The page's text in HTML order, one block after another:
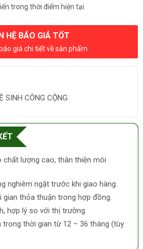
trong thời điểm hiện tại.
HỆ BÁO GIÁ TỐT
giá chi tiết về sản phẩm
SINH CÔNG CỘNG
chất lượng cao, thân thiện môi
nghiêm ngặt trước khi giao hàng.
gian thỏa thuận trong hợp đồng.
hợp lý so với thị trường.
trong thời gian từ 12 – 36 tháng (tùy